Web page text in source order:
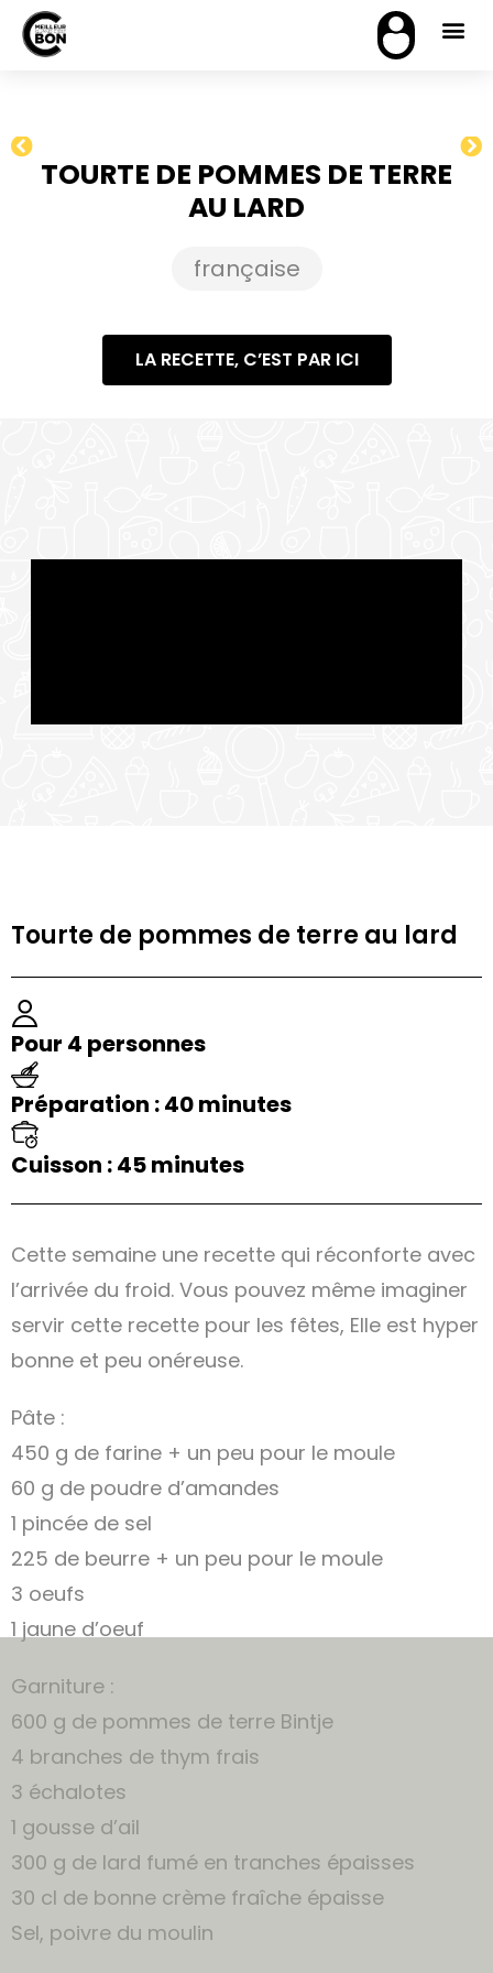
TOURTE DE POMMES DE TERRE
AU LARD
française
LA RECETTE, C’EST PAR ICI
Tourte de pommes de terre au lard
Pour 4 personnes
Préparation : 40 minutes
Cuisson : 45 minutes
Cette semaine une recette qui réconforte avec
l’arrivée du froid. Vous pouvez même imaginer
servir cette recette pour les fêtes, Elle est hyper
bonne et peu onéreuse.
Pâte :
450 g de farine + un peu pour le moule
60 g de poudre d’amandes
1 pincée de sel
225 de beurre + un peu pour le moule
3 oeufs
1 jaune d’oeuf
Garniture :
600 g de pommes de terre Bintje
4 branches de thym frais
3 échalotes
1 gousse d’ail
300 g de lard fumé en tranches épaisses
30 cl de bonne crème fraîche épaisse
Sel, poivre du moulin